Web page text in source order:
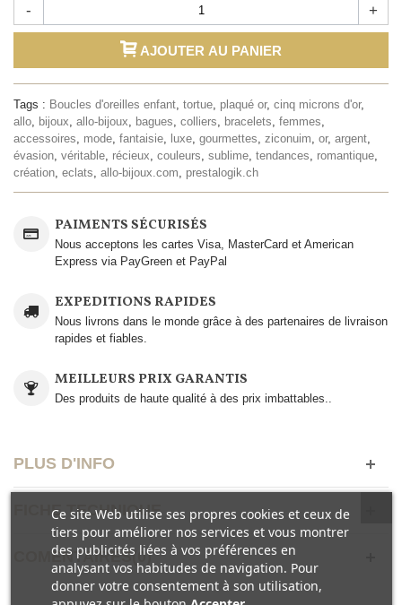
- +
AJOUTER AU PANIER
Tags : Boucles d'oreilles enfant, tortue, plaqué or, cinq microns d'or,
allo, bijoux, allo-bijoux, bagues, colliers, bracelets, femmes,
accessoires, mode, fantaisie, luxe, gourmettes, ziconuim, or, argent,
évasion, véritable, récieux, couleurs, sublime, tendances, romantique,
création, eclats, allo-bijoux.com, prestalogik.ch
PAIMENTS SÉCURISÉS
Nous acceptons les cartes Visa, MasterCard et American
Express via PayGreen et PayPal
EXPEDITIONS RAPIDES
Nous livrons dans le monde grâce à des partenaires de livraison
rapides et fiables.
MEILLEURS PRIX GARANTIS
Des produits de haute qualité à des prix imbattables..
PLUS D'INFO
FICHE TECHNIQUE
COMENTAIRES(0)
Ce site Web utilise ses propres cookies et ceux de
tiers pour améliorer nos services et vous montrer
des publicités liées à vos préférences en
analysant vos habitudes de navigation. Pour
donner votre consentement à son utilisation,